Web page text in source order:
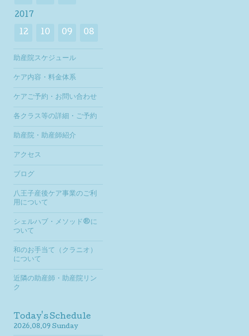
2017
12 10 09 08
助産院スケジュール
ケア内容・料金体系
ケアご予約・お問い合わせ
各クラス等の詳細・ご予約
助産院・助産師紹介
アクセス
ブログ
八王子産後ケア事業のご利
用について
シェルハブ・メソッド®に
ついて
和のお手当て（クラニオ）
について
近隣の助産師・助産院リン
ク
Today's Schedule
2026.08.09 Sunday